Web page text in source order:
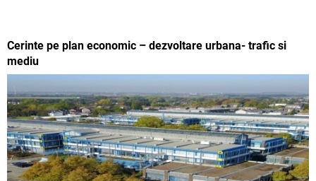
Cerinte pe plan economic – dezvoltare urbana- trafic si
mediu